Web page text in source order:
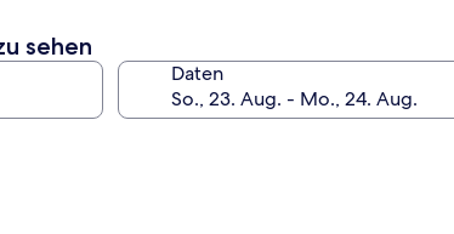
sehen
Daten